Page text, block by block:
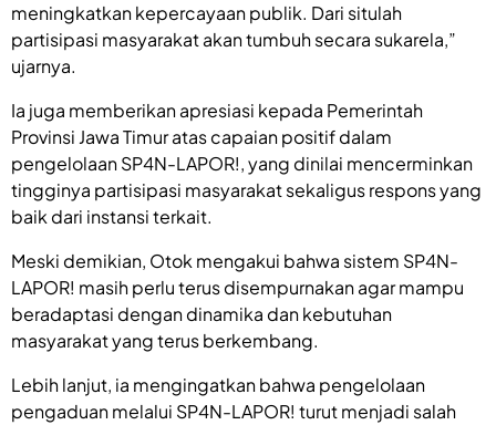
meningkatkan kepercayaan publik. Dari situlah
partisipasi masyarakat akan tumbuh secara sukarela,”
ujarnya.
Ia juga memberikan apresiasi kepada Pemerintah
Provinsi Jawa Timur atas capaian positif dalam
pengelolaan SP4N-LAPOR!, yang dinilai mencerminkan
tingginya partisipasi masyarakat sekaligus respons yang
baik dari instansi terkait.
Meski demikian, Otok mengakui bahwa sistem SP4N-
LAPOR! masih perlu terus disempurnakan agar mampu
beradaptasi dengan dinamika dan kebutuhan
masyarakat yang terus berkembang.
Lebih lanjut, ia mengingatkan bahwa pengelolaan
pengaduan melalui SP4N-LAPOR! turut menjadi salah